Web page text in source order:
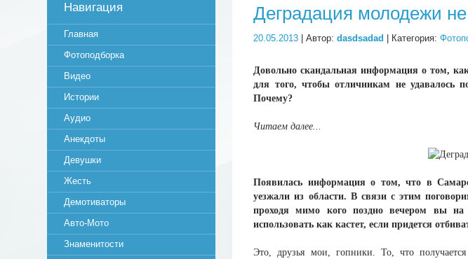
Деградация молодежи
20.05.2013 | Автор:dasdsadad | Категория:
Довольно скандальная информация о том,
для того, чтобы отличникам не удавалось
Почему?
Читаем далее...
Появилась информация о том, что в
уезжали из области. В связи с этим
проходя мимо кого поздно вечером вы
использовать как кастет, если придется
Это, друзья мои, гопники. То, что
Навигация
Главная
Фотоподборка
Видео
Истории
Аудио
Анекдоты
Девушки
Жесть
Демотиваторы
Авто-Мото
Знаменитости